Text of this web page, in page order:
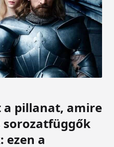
a pillanat, amire
sorozatfüggők
ezen a